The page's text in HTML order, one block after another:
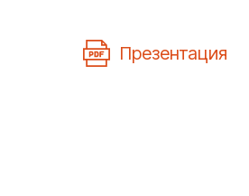
Презентация